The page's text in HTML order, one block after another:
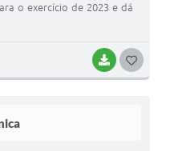
BAIXAR
o exercício de 2023 e dá